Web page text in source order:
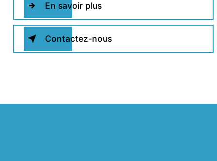
En savoir plus
Contactez-nous